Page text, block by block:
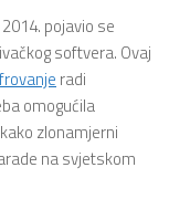
pojavio se
softvera. Ovaj
radi
omogućila
zlonamjerni
na svjetskom